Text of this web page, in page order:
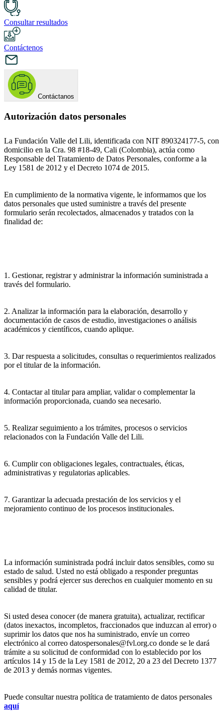
Consultar resultados
Contáctenos
Contáctanos
Autorización datos personales
La Fundación Valle del Lili, identificada con NIT 890324177-5, con
domicilio en la Cra. 98 #18-49, Cali (Colombia), actúa como
Responsable del Tratamiento de Datos Personales, conforme a la
Ley 1581 de 2012 y el Decreto 1074 de 2015.
En cumplimiento de la normativa vigente, le informamos que los
datos personales que usted suministre a través del presente
formulario serán recolectados, almacenados y tratados con la
finalidad de:
1. Gestionar, registrar y administrar la información suministrada a
través del formulario.
2. Analizar la información para la elaboración, desarrollo y
documentación de casos de estudio, investigaciones o análisis
académicos y científicos, cuando aplique.
3. Dar respuesta a solicitudes, consultas o requerimientos realizados
por el titular de la información.
4. Contactar al titular para ampliar, validar o complementar la
información proporcionada, cuando sea necesario.
5. Realizar seguimiento a los trámites, procesos o servicios
relacionados con la Fundación Valle del Lili.
6. Cumplir con obligaciones legales, contractuales, éticas,
administrativas y regulatorias aplicables.
7. Garantizar la adecuada prestación de los servicios y el
mejoramiento continuo de los procesos institucionales.
La información suministrada podrá incluir datos sensibles, como su
estado de salud. Usted no está obligado a responder preguntas
sensibles y podrá ejercer sus derechos en cualquier momento en su
calidad de titular.
Si usted desea conocer (de manera gratuita), actualizar, rectificar
(datos inexactos, incompletos, fraccionados que induzcan al error) o
suprimir los datos que nos ha suministrado, envíe un correo
electrónico al correo datospersonales@fvl.org.co donde se le dará
trámite a su solicitud de conformidad con lo establecido por los
artículos 14 y 15 de la Ley 1581 de 2012, 20 a 23 del Decreto 1377
de 2013 y demás normas vigentes.
Puede consultar nuestra política de tratamiento de datos personales
aquí